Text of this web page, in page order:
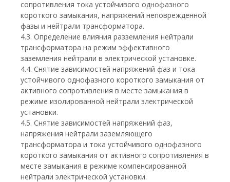
сопротивления тока устойчивого однофазного
короткого замыкания, напряжений неповрежденной
фазы и нейтрали трансформатора.
4.3. Определение влияния разземления нейтрали
трансформатора на режим эффективного
заземления нейтрали в электрической установке.
4.4. Снятие зависимостей напряжений фаз и тока
устойчивого однофазного короткого замыкания от
активного сопротивления в месте замыкания в
режиме изолированной нейтрали электрической
установки.
4.5. Снятие зависимостей напряжений фаз,
напряжения нейтрали заземляющего
трансформатора и тока устойчивого однофазного
короткого замыкания от активного сопротивления в
месте замыкания в режиме компенсированной
нейтрали электрической установки.